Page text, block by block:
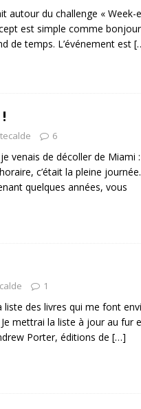
autour du challenge « Week-
est simple comme
de temps. L’événement est
6
venais de décoller de Miami
c’était la pleine
quelques années, vous
1
liste des livres qui me font
mettrai la liste à jour au fur
Porter, éditions de […]